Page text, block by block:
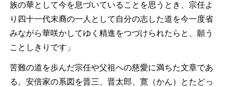
族の華として今を息づいていることを思うとき、宗任よ
り四十一代末裔の一人として自分の志した道を今一度省
みながら華咲かしてゆく精進をつづけられたらと、願う
ことしきりです」
苦難の道を歩んだ宗任や父祖への慈愛に満ちた文章であ
る。安倍家の系図を晋三、晋太郎、寛（かん）とたどっ